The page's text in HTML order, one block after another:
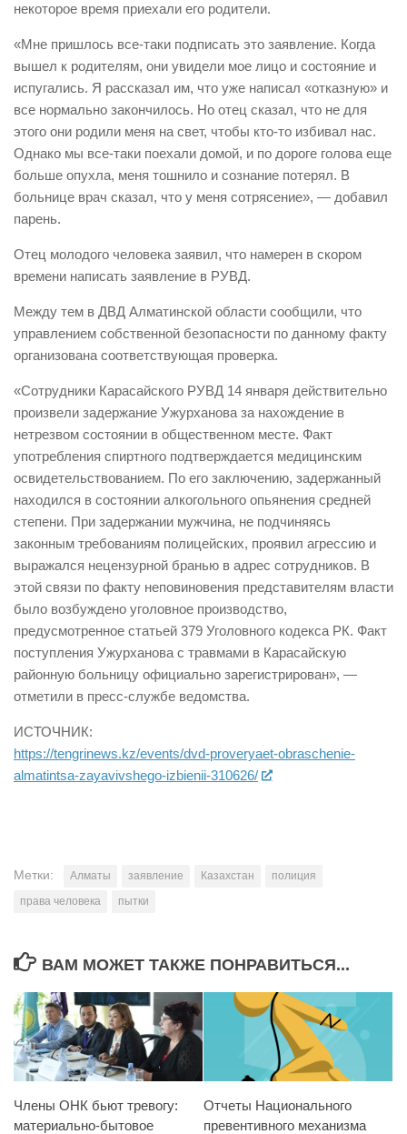
некоторое время приехали его родители.
«Мне пришлось все-таки подписать это заявление. Когда
вышел к родителям, они увидели мое лицо и состояние и
испугались. Я рассказал им, что уже написал «отказную» и
все нормально закончилось. Но отец сказал, что не для
этого они родили меня на свет, чтобы кто-то избивал нас.
Однако мы все-таки поехали домой, и по дороге голова еще
больше опухла, меня тошнило и сознание потерял. В
больнице врач сказал, что у меня сотрясение», — добавил
парень.
Отец молодого человека заявил, что намерен в скором
времени написать заявление в РУВД.
Между тем в ДВД Алматинской области сообщили, что
управлением собственной безопасности по данному факту
организована соответствующая проверка.
«Сотрудники Карасайского РУВД 14 января действительно
произвели задержание Ужурханова за нахождение в
нетрезвом состоянии в общественном месте. Факт
употребления спиртного подтверждается медицинским
освидетельствованием. По его заключению, задержанный
находился в состоянии алкогольного опьянения средней
степени. При задержании мужчина, не подчиняясь
законным требованиям полицейских, проявил агрессию и
выражался нецензурной бранью в адрес сотрудников. В
этой связи по факту неповиновения представителям власти
было возбуждено уголовное производство,
предусмотренное статьей 379 Уголовного кодекса РК. Факт
поступления Ужурханова с травмами в Карасайскую
районную больницу официально зарегистрирован», —
отметили в пресс-службе ведомства.
ИСТОЧНИК:
https://tengrinews.kz/events/dvd-proveryaet-obraschenie-
almatintsa-zayavivshego-izbienii-310626/
Метки: Алматы заявление Казахстан
полиция
права человека
пытки
ВАМ МОЖЕТ ТАКЖЕ ПОНРАВИТЬСЯ...
Члены ОНК бьют тревогу:
материально-бытовое
Отчеты Национального
превентивного механизма